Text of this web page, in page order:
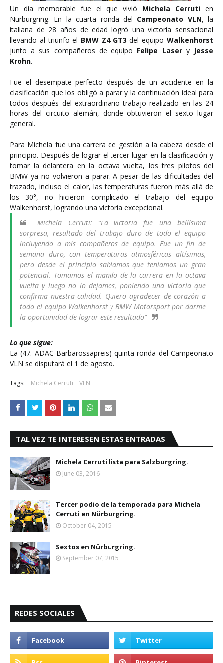
Un día memorable fue el que vivió Michela Cerruti en
Nürburgring. En la cuarta ronda del Campeonato VLN, la
italiana de 28 años de edad logró una victoria sensacional
llevando al triunfo el BMW Z4 GT3 del equipoWalkenhorst
junto a sus compañeros de equipo Felipe Laser y Jesse
Krohn.
Fue el desempate perfecto después de un accidente en la
clasificación que los obligó a parar y la continuación ideal para
todos después del extraordinario trabajo realizado en las 24
horas del circuito alemán, donde obtuvieron el sexto lugar
general.
Para Michela fue una carrera de gestión a la cabeza desde el
principio. Después de lograr el tercer lugar en la clasificación y
tomar la delantera en la octava vuelta, los tres pilotos del
BMW ya no volvieron a parar. A pesar de las dificultades del
trazado, incluso el calor, las temperaturas fueron más allá de
los 30°, no hicieron complicado el trabajo del equipo
Walkenhorst, logrando una victoria excepcional.
Michela Cerruti: “La victoria fue una bellísima
sorpresa, resultado del trabajo duro de todo el equipo
incluyendo a mis compañeros de equipo. Fue un fin de
semana duro, con temperaturas atmosféricas altísimas,
pero desde el principio sabíamos que teníamos un gran
potencial. Tomamos el mando de la carrera en la octava
vuelta y luego no lo dejamos, poniendo una victoria que
confirma nuestra calidad. Quiero agradecer de corazón a
todo el equipo Walkenhorst y BMW Motorsport por darme
la oportunidad de lograr este resultado”
Lo que sigue:
La (47. ADAC Barbarossapreis) quinta ronda del Campeonato
VLN se disputará el 1 de agosto.
Tags: Michela Cerruti VLN
TAL VEZ TE INTERESEN ESTAS ENTRADAS
Michela Cerruti lista para Salzburgring.
June 03, 2016
Tercer podio de la temporada para Michela
Cerruti en Nürburgring.
October 04, 2015
Sextos en Nürburgring.
September 07, 2015
REDES SOCIALES